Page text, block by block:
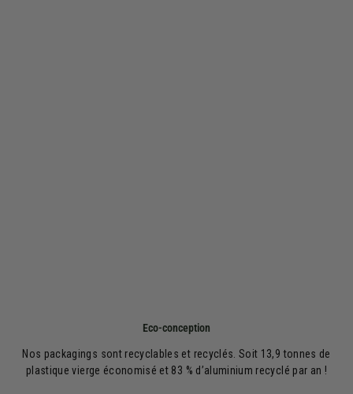
Eco-conception
Nos packagings sont recyclables et recyclés. Soit 13,9 tonnes de
plastique vierge économisé et 83 % d’aluminium recyclé par an !